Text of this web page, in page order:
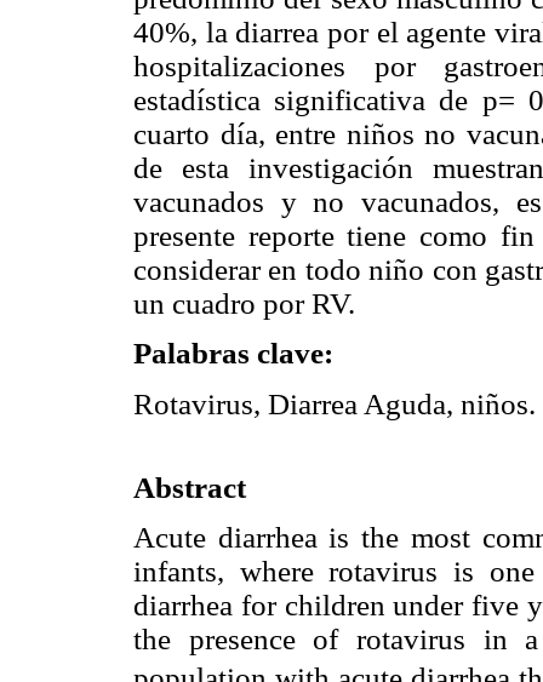
40%, la diarrea por el agente
hospitalizaciones por
estadística significativa de p=
cuarto día, entre niños no
de esta investigación
vacunados y no vacunados,
presente reporte tiene como
considerar en todo niño con
un cuadro por RV.
Palabras clave:
Rotavirus, Diarrea Aguda, niños.
Abstract
Acute diarrhea is the most
infants, where rotavirus is
diarrhea for children under five
the presence of rotavirus in a